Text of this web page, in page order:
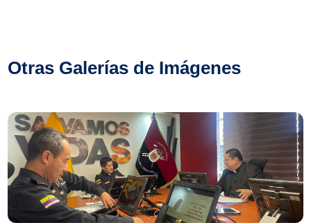
Otras Galerías de Imágenes